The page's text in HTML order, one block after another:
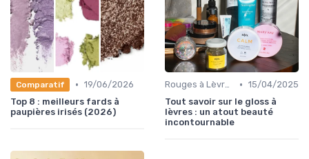
Comparatif • 19/06/2026
Top 8 : meilleurs fards à
paupières irisés (2026)
Rouges à Lèvres et Gloss • 15/04/2025
Tout savoir sur le gloss à
lèvres : un atout beauté
incontournable